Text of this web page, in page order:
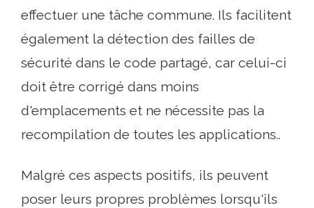
effectuer une tâche commune. Ils facilitent
également la détection des failles de
sécurité dans le code partagé, car celui-ci
doit être corrigé dans moins
d'emplacements et ne nécessite pas la
recompilation de toutes les applications..
Malgré ces aspects positifs, ils peuvent
poser leurs propres problèmes lorsqu'ils